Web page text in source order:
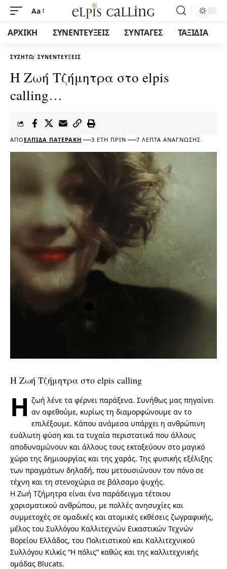
Aa
ΑΡΧΙΚΗ ΣΥΝΕΝΤΕΥΞΕΙΣ ΣΥΝΤΑΓΕΣ ΤΑΞΙΔΙΑ
ΣΥΖΗΤΏ ΣΥΝΕΝΤΕΎΞΕΙΣ
Η Ζωή Τζήμητρα στο elpis
calling…
ΑΠΌ ΕΛΠΊΔΑ ΠΑΤΕΡΆΚΗ 3 ΈΤΗ ΠΡΙΝ 7 ΛΕΠΤΆ ΑΝΆΓΝΩΣΗΣ
Η Ζωή Τζήμητρα στο elpis calling
Η ζωή λένε τα φέρνει παράξενα. Συνήθως μας πηγαίνει
αν αφεθούμε, κυρίως τη διαμορφώνουμε αν το
επιλέξουμε. Κάπου ανάμεσα υπάρχει η ανθρώπινη
ευάλωτη φύση και τα τυχαία περιστατικά που άλλους
αποδυναμώνουν και άλλους τους εκτοξεύουν στο μαγικό
χώρο της δημιουργίας και της χαράς. Της φυσικής εξέλιξης
των πραγμάτων δηλαδή, που μετουσιώνουν τον πόνο σε
τέχνη και τη στενοχώρια σε βάλσαμο ψυχής.
Η Ζωή Τζήμητρα είναι ένα παράδειγμα τέτοιου
χαρισματικού ανθρώπου, με πολλές ανησυχίες και
συμμετοχές σε ομαδικές και ατομικές εκθέσεις ζωγραφικής,
μέλος του Συλλόγου Καλλιτεχνών Εικαστικών Τεχνών
Βορείου Ελλάδος, του Πολιτιστικού και Καλλιτεχνικού
Συλλόγου Κιλκίς “Η πόλις” καθώς και της καλλιτεχνικής
ομάδας Blucats.